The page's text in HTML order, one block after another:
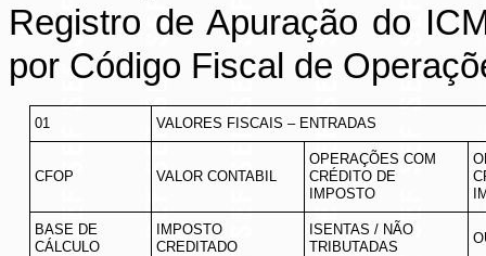
Registro de Apuração do
por Código Fiscal de
01 VALORES FISCAIS – ENTRADAS
CFOP VALOR CONTABIL
OPERAÇÕES COM
CRÉDITO DE
IMPOSTO
BASE DE
CÁLCULO
IMPOSTO
CREDITADO
ISENTAS / NÃO
TRIBUTADAS